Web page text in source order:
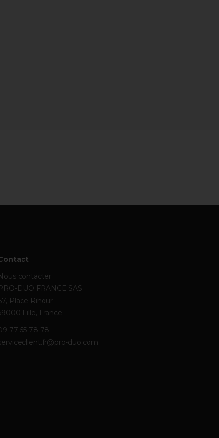
contacter
DUO FRANCE SAS
Place Rihour
Lille, France
77 55 78 78
duo.com